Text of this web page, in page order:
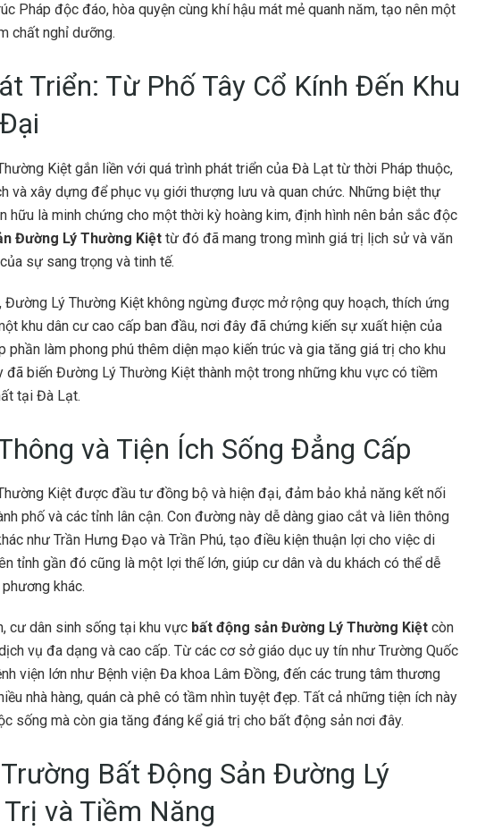
Pháp độc đáo, hòa quyện cùng khí hậu mát mẻ quanh năm, tạo nên một
chất nghỉ dưỡng.
Triển: Từ Phố Tây Cổ Kính Đến Khu
Kiệt gắn liền với quá trình phát triển của Đà Lạt từ thời Pháp thuộc,
và xây dựng để phục vụ giới thượng lưu và quan chức. Những biệt thự
hữu là minh chứng cho một thời kỳ hoàng kim, định hình nên bản sắc độc
Đường Lý Thường Kiệt từ đó đã mang trong mình giá trị lịch sử và văn
sự sang trọng và tinh tế.
Đường Lý Thường Kiệt không ngừng được mở rộng quy hoạch, thích ứng
khu dân cư cao cấp ban đầu, nơi đây đã chứng kiến sự xuất hiện của
phần làm phong phú thêm diện mạo kiến trúc và gia tăng giá trị cho khu
đã biến Đường Lý Thường Kiệt thành một trong những khu vực có tiềm
tại Đà Lạt.
và Tiện Ích Sống Đẳng Cấp
Kiệt được đầu tư đồng bộ và hiện đại, đảm bảo khả năng kết nối
phố và các tỉnh lân cận. Con đường này dễ dàng giao cắt và liên thông
như Trần Hưng Đạo và Trần Phú, tạo điều kiện thuận lợi cho việc di
tỉnh gần đó cũng là một lợi thế lớn, giúp cư dân và du khách có thể dễ
khác.
cư dân sinh sống tại khu vực bất động sản Đường Lý Thường Kiệt còn
vụ đa dạng và cao cấp. Từ các cơ sở giáo dục uy tín như Trường Quốc
viện lớn như Bệnh viện Đa khoa Lâm Đồng, đến các trung tâm thương
nhà hàng, quán cà phê có tầm nhìn tuyệt đẹp. Tất cả những tiện ích này
sống mà còn gia tăng đáng kể giá trị cho bất động sản nơi đây.
Bất Động Sản Đường Lý
và Tiềm Năng